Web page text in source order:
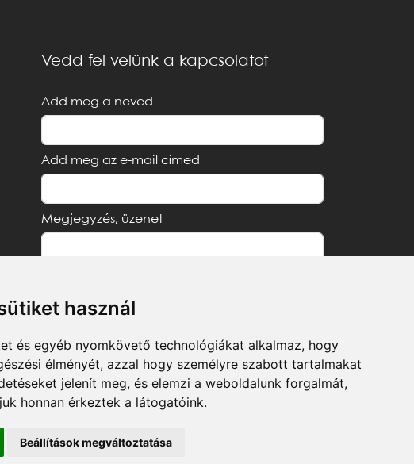
használ
és egyéb nyomkövető technológiákat alkalmaz, hogy
élményét, azzal hogy személyre szabott tartalmakat
jelenít meg, és elemzi a weboldalunk forgalmát,
honnan érkeztek a látogatóink.
Beállítások megváltoztatása
Vedd fel velünk a kapcsolatot
Add meg a neved
Add meg az e-mail címed
Megjegyzés, üzenet
Küldés